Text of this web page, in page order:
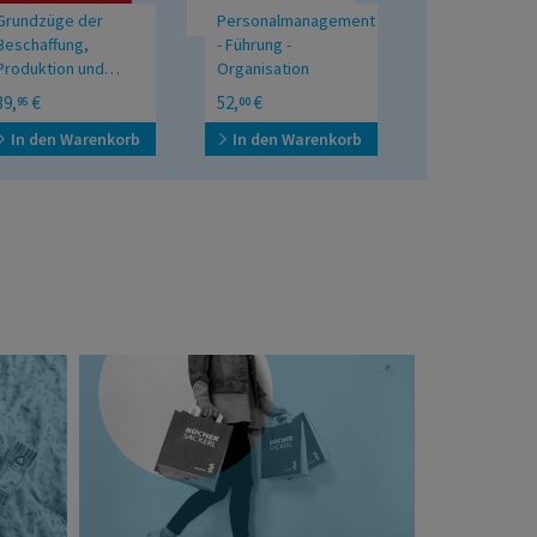
der
und
95 €
In den Warenkorb
Personalmanagement
- Führung -
Organisation
52,00 €
In den Warenkorb